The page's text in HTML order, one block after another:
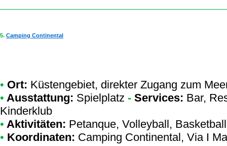
5. Camping Continental
• Ort: Küstengebiet, direkter Zugang zum
• Ausstattung: Spielplatz - Services: Bar,
Kinderklub
• Aktivitäten: Petanque, Volleyball, Basketball
• Koordinaten: Camping Continental, Via I